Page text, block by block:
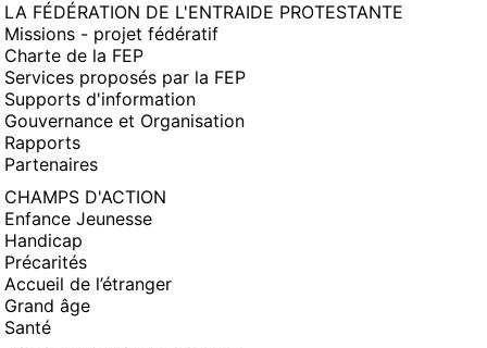
LA FÉDÉRATION DE L'ENTRAIDE PROTESTANTE
Missions - projet fédératif
Charte de la FEP
Services proposés par la FEP
Supports d'information
Gouvernance et Organisation
Rapports
Partenaires
CHAMPS D'ACTION
Enfance Jeunesse
Handicap
Précarités
Accueil de l’étranger
Grand âge
Santé